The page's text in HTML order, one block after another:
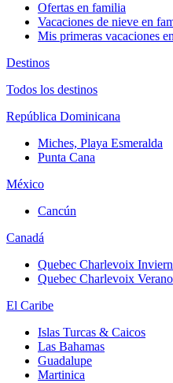
Ofertas en familia
Vacaciones de nieve en
Mis primeras vacaciones
Destinos
Todos los destinos
República Dominicana
Miches, Playa Esmeralda
Punta Cana
México
Cancún
Canadá
Quebec Charlevoix
Quebec Charlevoix Verano
El Caribe
Islas Turcas & Caicos
Las Bahamas
Guadalupe
Martinica